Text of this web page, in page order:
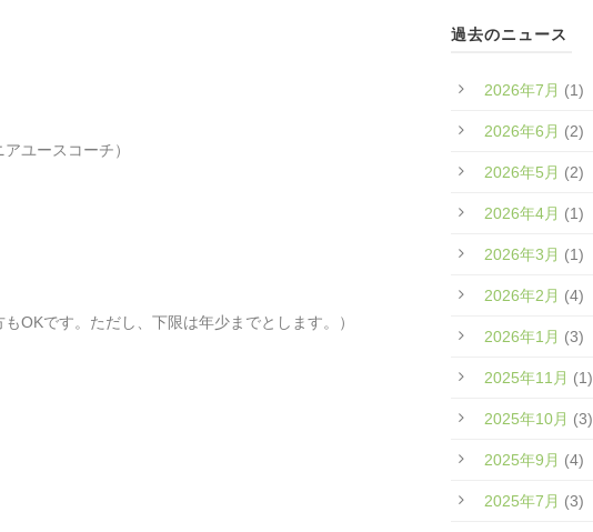
ユースコーチ）
OKです。ただし、下限は年少までとします。）
過去のニュース
2026年7月 (1)
2026年6月 (2)
2026年5月 (2)
2026年4月 (1)
2026年3月 (1)
2026年2月 (4)
2026年1月 (3)
2025年11月 (1)
2025年10月 (3)
2025年9月 (4)
2025年7月 (3)